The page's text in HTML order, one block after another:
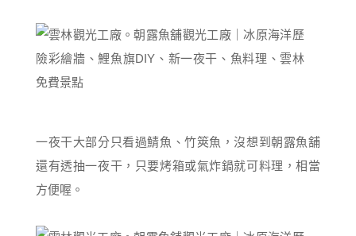
一夜干大部分只看過鯖魚、竹筴魚，沒想到朝露魚舖
還有透抽一夜干，只要烤箱或氣炸鍋就可料理，相當
方便喔。